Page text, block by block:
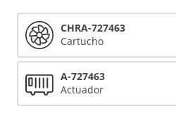
CHRA-727463
Cartucho
A-727463
Actuador